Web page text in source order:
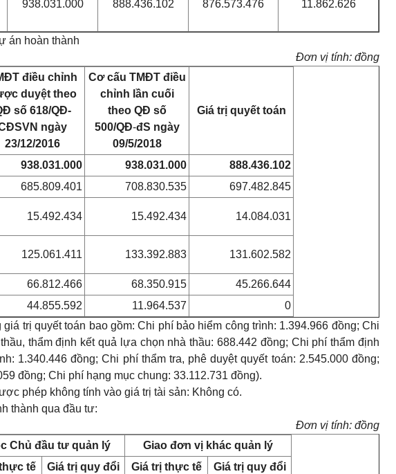
938.031.000 888.436.102 876.573.476 11.862.626
án hoàn thành
Đơn vị tính: đồng
điều chỉnh
duyệt theo
số 618/QĐ-
ngày
23/12/2016
Cơ cấu TMĐT điều
chỉnh lần cuối
theo QĐ số
500/QĐ-đS ngày
09/5/2018
Giá trị quyết toán
938.031.000 938.031.000
888.436.102
685.809.401 708.830.535
697.482.845
15.492.434 15.492.434 14.084.031
125.061.411 133.392.883 131.602.582
66.812.466 68.350.915
45.266.644
44.855.592 11.964.537
0
giá trị quyết toán bao gồm: Chi phí bảo hiểm công trình: 1.394.966 đồng; Chi
thẩm định kết quả lựa chọn nhà thầu: 688.442 đồng; Chi phí thẩm định
1.340.446 đồng; Chi phí thẩm tra, phê duyệt quyết toán: 2.545.000 đồng;
đồng; Chi phí hạng mục chung: 33.112.731 đồng).
phép không tính vào giá trị tài sản: Không có.
thành qua đầu tư:
Đơn vị tính: đồng
Chủ đầu tư quản lý
Giao đơn vị khác quản lý
tế
Giá trị quy đổi Giá trị thực tế
Giá trị quy đổi